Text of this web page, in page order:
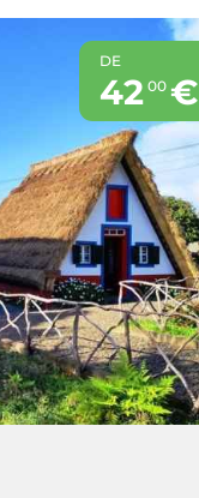
DE
42 00 €